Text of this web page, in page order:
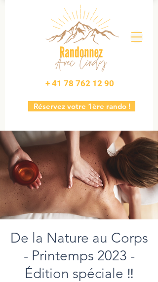
+ 41 78 762 12 90
Réservez votre 1ère rando !
De la Nature au Corps
- Printemps 2023 -
Édition spéciale ‼️